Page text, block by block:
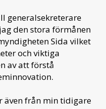
generalsekreterare
den stora förmånen
Sida vilket
och viktiga
av att förstå
även från min tidigare